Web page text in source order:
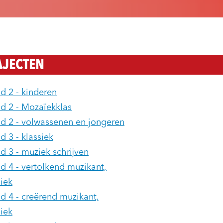
2 - kinderen
2 - Mozaïekklas
2 - volwassenen en jongeren
3 - klassiek
3 - muziek schrijven
4 - vertolkend muzikant,
4 - creërend muzikant,